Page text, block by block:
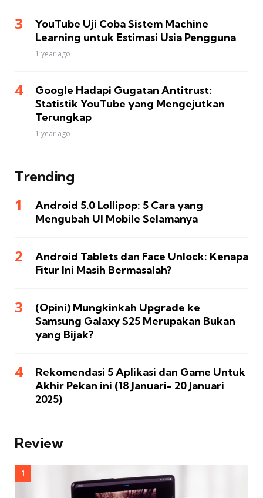
YouTube Uji Coba Sistem Machine
Learning untuk Estimasi Usia Pengguna
1 year ago
Google Hadapi Gugatan Antitrust:
Statistik YouTube yang Mengejutkan
Terungkap
1 year ago
Trending
Android 5.0 Lollipop: 5 Cara yang
Mengubah UI Mobile Selamanya
Android Tablets dan Face Unlock: Kenapa
Fitur Ini Masih Bermasalah?
(Opini) Mungkinkah Upgrade ke
Samsung Galaxy S25 Merupakan Bukan
yang Bijak?
Rekomendasi 5 Aplikasi dan Game Untuk
Akhir Pekan ini (18 Januari- 20 Januari
2025)
Review